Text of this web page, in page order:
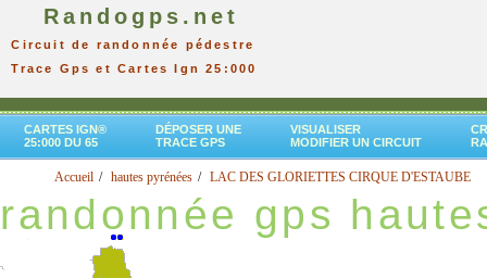
Randogps.net
Circuit de randonnée pédestre
Trace Gps et Cartes Ign 25:000
CARTES IGN®
25:000 DU 65
DÉPOSER UNE
TRACE GPS
VISUALISER
MODIFIER UN CIRCUIT
Accueil hautes pyrénées LAC DES GLORIETTES CIRQUE D'ESTAUBE
randonnée gps